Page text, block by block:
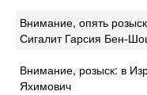
Внимание, опять
Сигалит Гарсия Бен-
Внимание, розыск: в
Яхимович